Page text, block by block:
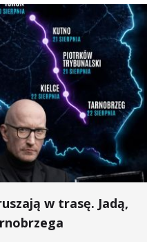
w trasę. Jadą,